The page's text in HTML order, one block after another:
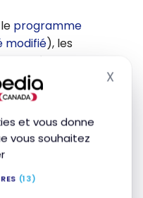
et vous donne
vous souhaitez
(13)
X
programme
modifié), les
en fonction
:
reconnues de
Skip the Dishes de
20 000 points